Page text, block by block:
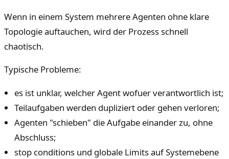
Wenn in einem System mehrere Agenten ohne klare
Topologie auftauchen, wird der Prozess schnell
chaotisch.
Typische Probleme:
es ist unklar, welcher Agent wofuer verantwortlich ist;
Teilaufgaben werden dupliziert oder gehen verloren;
Agenten "schieben" die Aufgabe einander zu, ohne
Abschluss;
stop conditions und globale Limits auf Systemebene